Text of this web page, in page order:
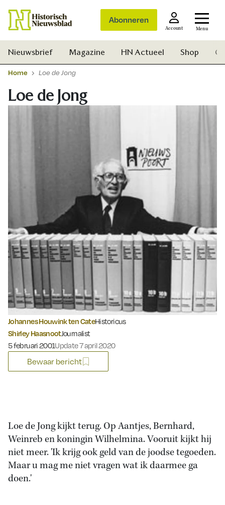
Abonneren
Account Menu
Zoek
Nieuwsbrief Magazine HN Actueel Shop
Home Loe de Jong
Loe de Jong
Johannes Houwink ten CateHistoricus
Shirley HaasnootJournalist
Gepubliceerd op:
5 februari 2001Update 7 april 2020
Bewaar bericht
Loe de Jong kijkt terug. Op Aantjes, Bernhard,
Weinreb en koningin Wilhelmina. Vooruit kijkt hij
niet meer. 'Ik krijg ook geld van de joodse tegoeden.
Maar u mag me niet vragen wat ik daarmee ga
doen.'